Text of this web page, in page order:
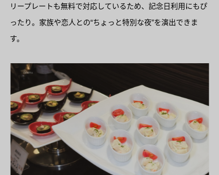
リープレートも無料で対応しているため、記念日利用にもぴ
ったり。家族や恋人との“ちょっと特別な夜”を演出できま
す。